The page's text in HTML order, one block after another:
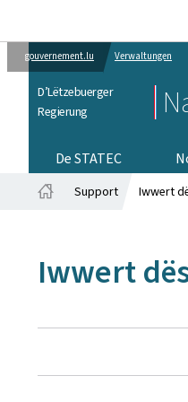
gouvernement.lu Verwaltungen
D’Lëtzebuerger
Regierung
De STATEC
Support Iwwert
Iwwert